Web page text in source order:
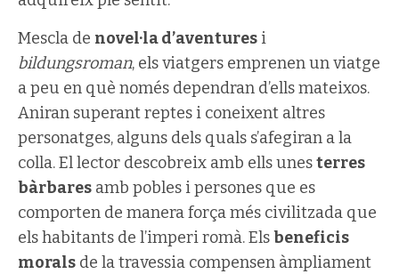
Mescla de novel·la d’aventures i
bildungsroman, els viatgers emprenen un viatge
a peu en què només dependran d’ells mateixos.
Aniran superant reptes i coneixent altres
personatges, alguns dels quals s’afegiran a la
colla. El lector descobreix amb ells unesterres
bàrbares amb pobles i persones que es
comporten de manera força més civilitzada que
els habitants de l’imperi romà. Elsbeneficis
morals de la travessia compensen àmpliament